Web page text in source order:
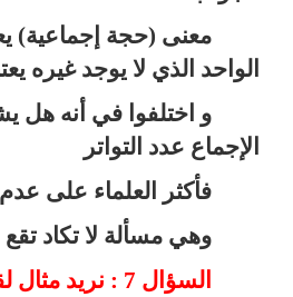
معنى (حجة إجماعية)
الواحد الذي لا يوجد غيره
و اختلفوا في أنه هل
الإجماع عدد التواتر
فأكثر العلماء على
وهي مسألة لا تكاد تقع
السؤال 7 : نريد مثال لقول المؤلف